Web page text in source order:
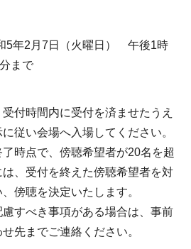
5年2月7日（火曜日） 午後1時
まで
付時間内に受付を済ませたうえ
従い会場へ入場してください。
時点で、傍聴希望者が20名を超
は、受付を終えた傍聴希望者を対
傍聴を決定いたします。
すべき事項がある場合は、事前
先までご連絡ください。